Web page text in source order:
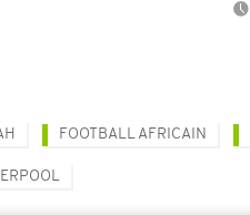
FOOTBALL AFRICAIN